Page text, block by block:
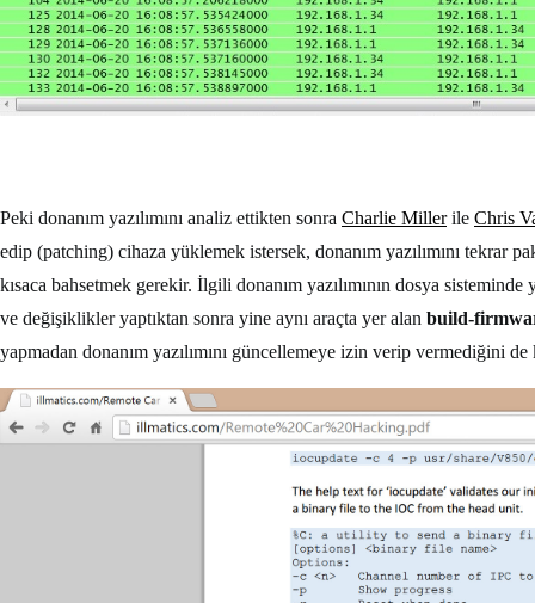
Peki donanım yazılımını analiz ettikten sonra Charlie Millerile Chris
edip (patching) cihaza yüklemek istersek, donanım yazılımını tekrar
kısaca bahsetmek gerekir. İlgili donanım yazılımının dosya
ve değişiklikler yaptıktan sonra yine aynı araçta yer alan build-
yapmadan donanım yazılımını güncellemeye izin verip vermediğini